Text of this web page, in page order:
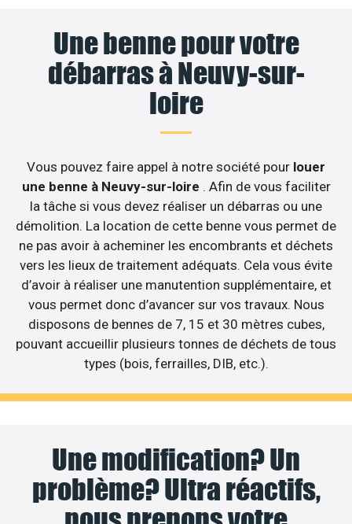
Une benne pour votre
débarras à Neuvy-sur-
loire
Vous pouvez faire appel à notre société pour louer
une benne à Neuvy-sur-loire . Afin de vous faciliter
la tâche si vous devez réaliser un débarras ou une
démolition. La location de cette benne vous permet de
ne pas avoir à acheminer les encombrants et déchets
vers les lieux de traitement adéquats. Cela vous évite
d’avoir à réaliser une manutention supplémentaire, et
vous permet donc d’avancer sur vos travaux. Nous
disposons de bennes de 7, 15 et 30 mètres cubes,
pouvant accueillir plusieurs tonnes de déchets de tous
types (bois, ferrailles, DIB, etc.).
Une modification? Un
problème? Ultra réactifs,